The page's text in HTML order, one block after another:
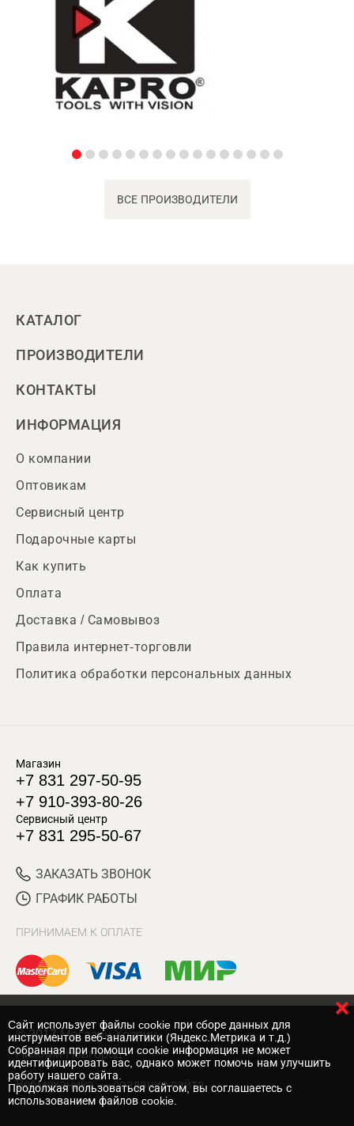
ВСЕ ПРОИЗВОДИТЕЛИ
КАТАЛОГ
ПРОИЗВОДИТЕЛИ
КОНТАКТЫ
ИНФОРМАЦИЯ
О компании
Оптовикам
Сервисный центр
Подарочные карты
Как купить
Оплата
Доставка / Самовывоз
Правила интернет-торговли
Политика обработки персональных данных
Магазин
+7 831 297-50-95
+7 910-393-80-26
Сервисный центр
+7 831 295-50-67
ЗАКАЗАТЬ ЗВОНОК
ГРАФИК РАБОТЫ
ПРИНИМАЕМ К ОПЛАТЕ
© 2017 Магазин Хозяин
Нижний Новгород
Вебмеханика — создание сайта
Cайт использует файлы cookie при сборе данных для
инструментов веб-аналитики (Яндекс.Метрика и т.д.)
Собранная при помощи cookie информация не может
идентифицировать вас, однако может помочь нам улучшить
работу нашего сайта.
Продолжая пользоваться сайтом, вы соглашаетесь с
использованием файлов cookie.